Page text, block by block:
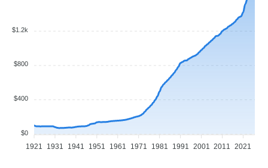
$1.2k
$800
$400
$0
1921 1931 1941 1951 1961 1971 1981 1991 2001 2011 2021